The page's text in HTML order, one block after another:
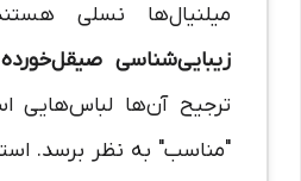
میلنیال‌ها نسلی
زیبایی‌شناسی
ترجیح آن‌ها
"مناسب" به نظر برسد.